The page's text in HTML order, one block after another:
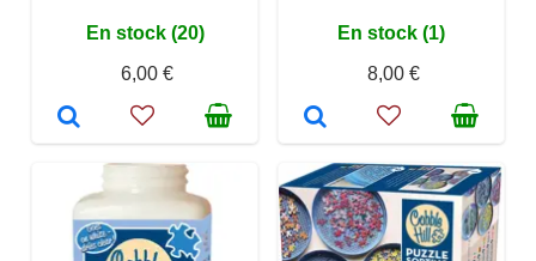
En stock (20)
6,00 €
En stock (1)
8,00 €